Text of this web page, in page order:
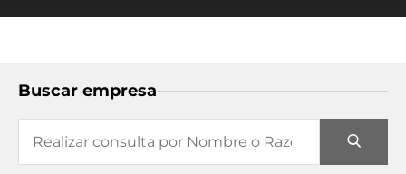
Buscar empresa